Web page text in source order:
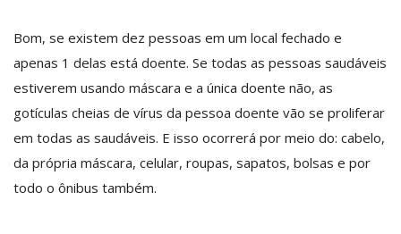
Bom, se existem dez pessoas em um local fechado e
apenas 1 delas está doente. Se todas as pessoas saudáveis
estiverem usando máscara e a única doente não, as
gotículas cheias de vírus da pessoa doente vão se proliferar
em todas as saudáveis. E isso ocorrerá por meio do: cabelo,
da própria máscara, celular, roupas, sapatos, bolsas e por
todo o ônibus também.